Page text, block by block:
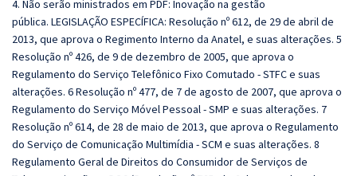
4. Não serão ministrados em PDF: Inovação na gestão
pública. LEGISLAÇÃO ESPECÍFICA: Resolução nº 612, de 29 de abril de
2013, que aprova o Regimento Interno da Anatel, e suas alterações. 5
Resolução nº 426, de 9 de dezembro de 2005, que aprova o
Regulamento do Serviço Telefônico Fixo Comutado - STFC e suas
alterações. 6 Resolução nº 477, de 7 de agosto de 2007, que aprova o
Regulamento do Serviço Móvel Pessoal - SMP e suas alterações. 7
Resolução nº 614, de 28 de maio de 2013, que aprova o Regulamento
do Serviço de Comunicação Multimídia - SCM e suas alterações. 8
Regulamento Geral de Direitos do Consumidor de Serviços de